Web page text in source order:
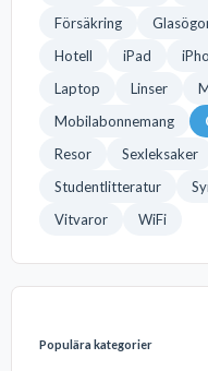
Försäkring
Hotell
iPad
Laptop
Linser
Mobilabonnemang
Resor
Sexleksaker
Studentlitteratur
Vitvaror
WiFi
Populära kategorier